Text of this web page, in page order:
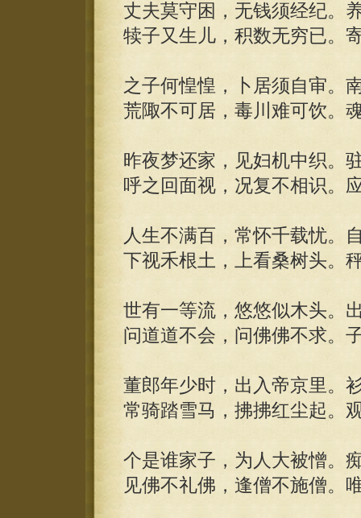
丈夫莫守困，无钱须经纪。
犊子又生儿，积数无穷已。
之子何惶惶，卜居须自审。
荒陬不可居，毒川难可饮。
昨夜梦还家，见妇机中织。
呼之回面视，况复不相识。
人生不满百，常怀千载忧。
下视禾根土，上看桑树头。
世有一等流，悠悠似木头。
问道道不会，问佛佛不求。
董郎年少时，出入帝京里。
常骑踏雪马，拂拂红尘起。
个是谁家子，为人大被憎。
见佛不礼佛，逢僧不施僧。